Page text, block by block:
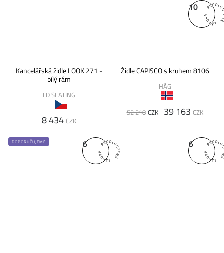
Kancelářská židle LOOK 271 -
bílý rám
LD SEATING
8 434 CZK
10
Židle CAPISCO s kruhem 8106
HÅG
52 218 CZK 39 163 CZK
6
DOPORUČUJEME 6